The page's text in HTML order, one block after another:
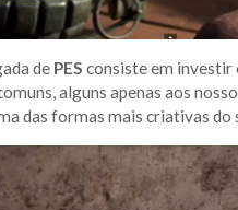
de PES consiste em investir
alguns apenas aos
das formas mais criativas do